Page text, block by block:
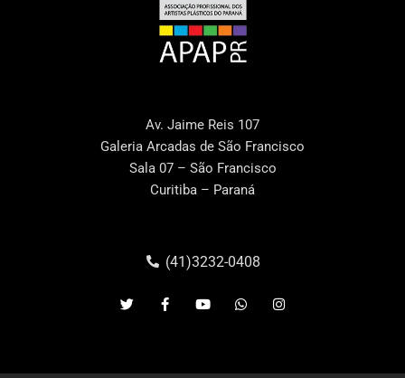
Av. Jaime Reis 107
Galeria Arcadas de São Francisco
Sala 07 – São Francisco
Curitiba – Paraná
(41)3232-0408